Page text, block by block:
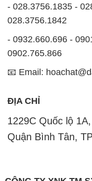
📧 Email:
ĐỊA CHỈ
1229C Quốc lộ
Quận Bình Tân,
CÔNG TY XNK TM
PHÁT